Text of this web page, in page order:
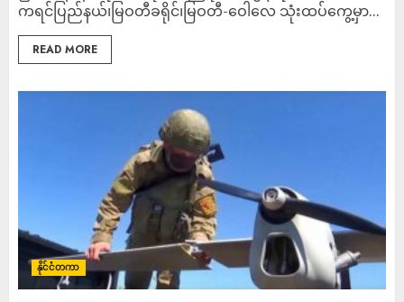
ကရင်ပြည်နယ်၊မြဝတီခရိုင်၊မြဝတီ-ဝေါလေ သုံးထပ်ကွေ့မှာ...
READ MORE
နိုင်ငံတကာ